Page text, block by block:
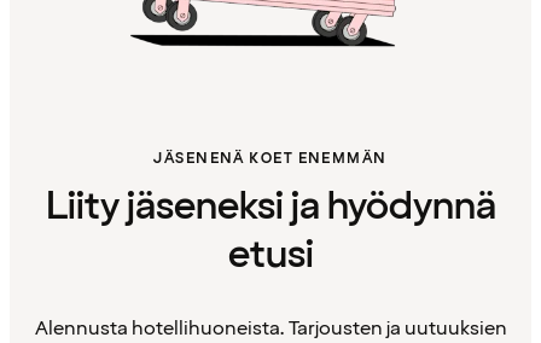
JÄSENENÄ KOET ENEMMÄN
Liity jäseneksi ja hyödynnä
etusi
Alennusta hotellihuoneista. Tarjousten ja uutuuksien